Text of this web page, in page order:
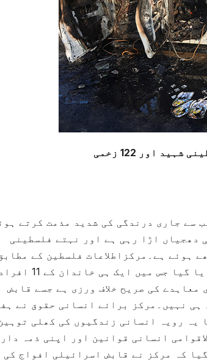
سے جاری درندگی کی شدید مذمت کرتے
دھجیاں اڑا رہی ہے اور نہتے فلسطینی
ہوئے ہے۔مرکزاطلاعات فلسطین کے
تازہ ترین صہیونی حملے میں ایک شہری گاڑی کو نشانہ بنایا گیا جس میں ایک ہی خاندان کے 11 افراد
سنہ2025 سے نافذ جنگ بندی معاہدے کی صریح خلاف ورزی ہے جسے قابض
نہیں۔مرکز برائے انسانی حقوق نے
یہ رویہ انسانی زندگیوں کی کھلی
انسانی قوانین اور اپنی ذمہ
کہ مرکز نے قابض اسرائیلی افواج کی